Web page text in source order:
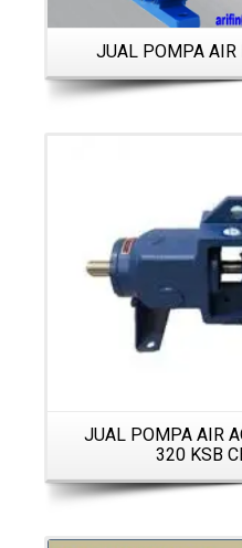
JUAL POMPA AIR
JUAL POMPA AIR
320 KSB